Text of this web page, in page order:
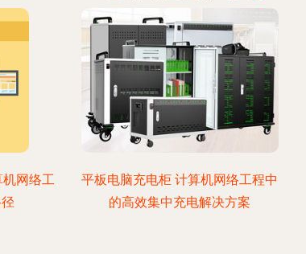
网络工
平板电脑充电柜 计算机网络工程中
的高效集中充电解决方案